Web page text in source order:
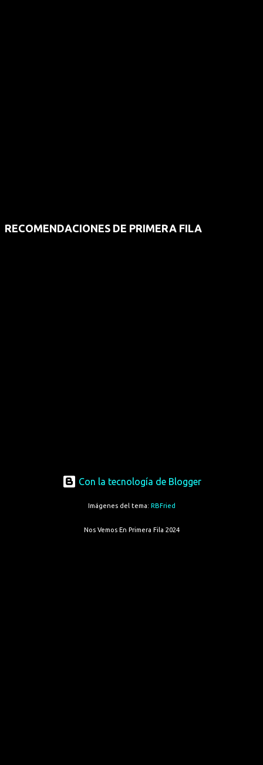
RECOMENDACIONES DE PRIMERA FILA
Con la tecnología de Blogger
Imágenes del tema: RBFried
Nos Vemos En Primera Fila 2024